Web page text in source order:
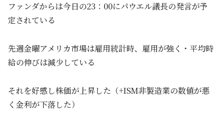
ファンダからは今日の23：00にパウエル議長の発言が予
定されている
先週金曜アメリカ市場は雇用統計時、雇用が強く・平均時
給の伸びは減少している
それを好感し株価が上昇した（+ISM非製造業の数値が悪
く金利が下落した）